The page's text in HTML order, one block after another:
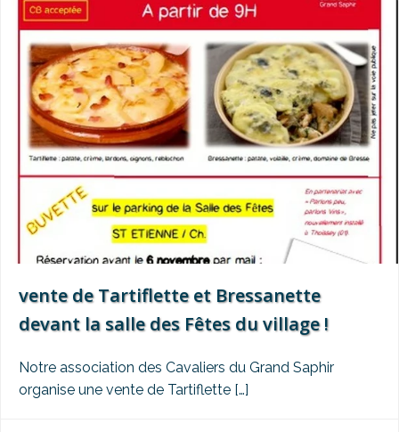
vente de Tartiflette et Bressanette
devant la salle des Fêtes du village !
Notre association des Cavaliers du Grand Saphir
organise une vente de Tartiflette […]